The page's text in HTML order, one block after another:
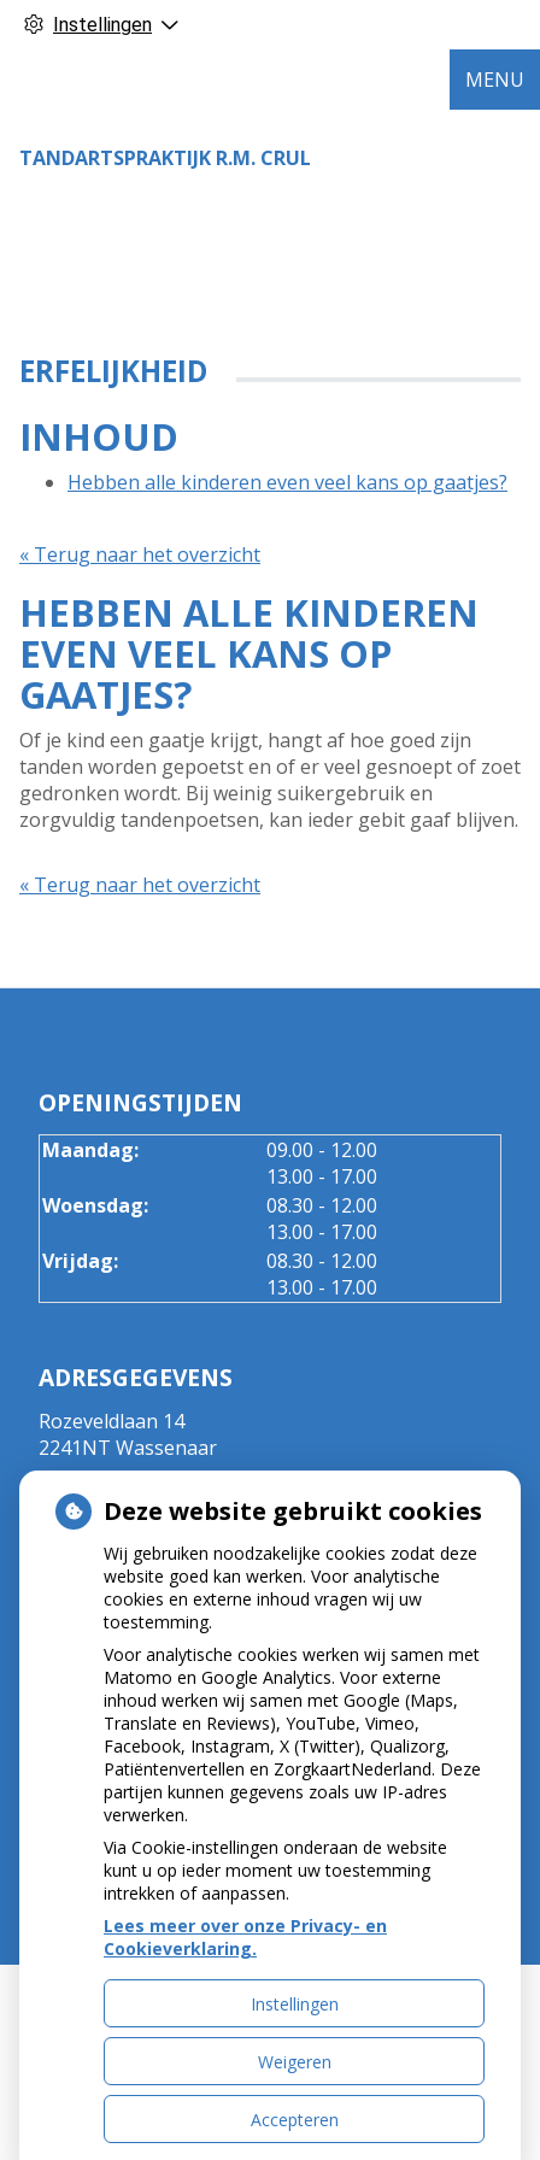
Instellingen
TANDARTSPRAKTIJK R.M. CRUL
MENU
ERFELIJKHEID
INHOUD
Hebben alle kinderen even veel kans op gaatjes?
« Terug naar het overzicht
HEBBEN ALLE KINDEREN
EVEN VEEL KANS OP
GAATJES?
Of je kind een gaatje krijgt, hangt af hoe goed zijn
tanden worden gepoetst en of er veel gesnoept of zoet
gedronken wordt. Bij weinig suikergebruik en
zorgvuldig tandenpoetsen, kan ieder gebit gaaf blijven.
« Terug naar het overzicht
OPENINGSTIJDEN
Maandag: 09.00 tot
- 12.00
13.00 tot
- 17.00
Woensdag:
08.30 tot
- 12.00
13.00 tot
- 17.00
Vrijdag:
08.30 tot
- 12.00
13.00 tot
- 17.00
ADRESGEGEVENS
Rozeveldlaan 14
2241NT Wassenaar
E-mail:
r.crul@kpnplanet.nl
BIG-nummer ; 09020533702
NIEUWS
Let op: valse Infomedics-mails over
openstaande rekening
Tanden bleken? Laat het veilig doen!
Gezond tandvlees: de basis voor een gezonde
mond
Naar de tandarts in het buitenland? Wees op je
hoede!
Uw Zorg Online|Beheer
Privacy verklaring Cookie-instellingen Voorwaarden
Deze website gebruikt cookies
Wij gebruiken noodzakelijke cookies zodat deze
website goed kan werken. Voor analytische
cookies en externe inhoud vragen wij uw
toestemming.
Voor analytische cookies werken wij samen met
Matomo en Google Analytics. Voor externe
inhoud werken wij samen met Google (Maps,
Translate en Reviews), YouTube, Vimeo,
Facebook, Instagram, X (Twitter), Qualizorg,
Patiëntenvertellen en ZorgkaartNederland. Deze
partijen kunnen gegevens zoals uw IP-adres
verwerken.
Via Cookie-instellingen onderaan de website
kunt u op ieder moment uw toestemming
intrekken of aanpassen.
Lees meer over onze Privacy- en
Cookieverklaring.
Instellingen
Weigeren
Accepteren